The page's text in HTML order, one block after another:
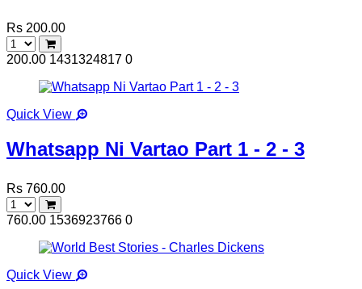
Rs 200.00
200.00 1431324817 0
Quick View
Whatsapp Ni Vartao Part 1 - 2 - 3
Rs 760.00
760.00 1536923766 0
Quick View